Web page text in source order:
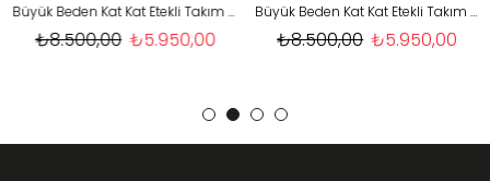
Büyük Beden Kat Kat Etekli Takım Siyah OTW4181
₺5.950,00
₺8.500,00
Büyük Beden Kat Kat Etekli Takım Kahve OTW4181
₺5.950,00
₺8.500,00